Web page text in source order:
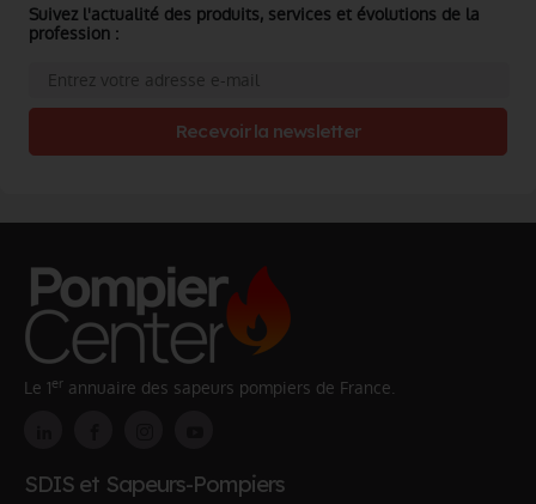
Suivez l'actualité des produits, services et évolutions de la
profession :
Recevoir la newsletter
Le 1er annuaire des sapeurs pompiers de France.
SDIS et Sapeurs-Pompiers